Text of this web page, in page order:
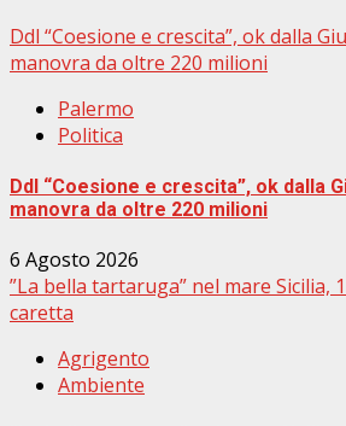
Ddl “Coesione e crescita”, ok dalla
manovra da oltre 220 milioni
Palermo
Politica
Ddl “Coesione e crescita”, ok dalla
manovra da oltre 220 milioni
6 Agosto 2026
”La bella tartaruga” nel mare Sicilia,
caretta
Agrigento
Ambiente